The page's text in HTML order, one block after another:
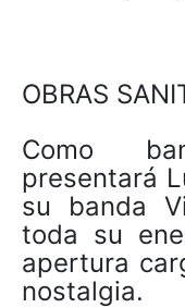
OBRAS
Como
presentará
su banda
toda su
apertura
nostalgia.